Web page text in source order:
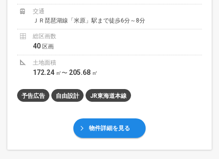
交通
ＪＲ琵琶湖線「米原」駅まで徒歩6分～8分
総区画数
40 区画
土地面積
172.24 ㎡〜 205.68 ㎡
予告広告 自由設計 JR東海道本線
物件詳細を見る